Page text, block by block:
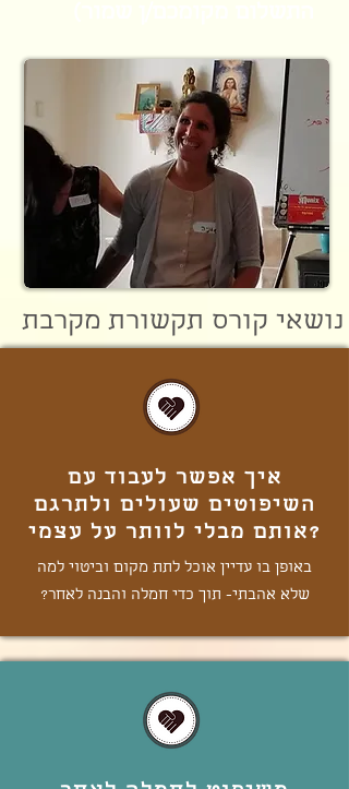
נושאי קורס תקשורת מקרבת
איך אפשר לעבוד עם
השיפוטים שעולים ולתרגם
אותם מבלי לוותר על עצמי?
באופן בו עדיין אוכל לתת מקום וביטוי למה
שלא אהבתי- תוך כדי חמלה והבנה לאחר?